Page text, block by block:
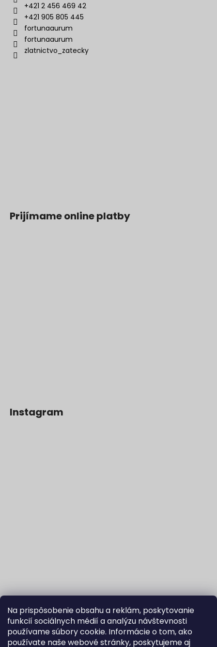
Na prispôsobenie obsahu a reklám, poskytovanie
funkcií sociálnych médií a analýzu návštevnosti
používame súbory cookie. Informácie o tom, ako
používate naše webové stránky, poskytujeme aj
+421 2 456 469 42
+421 905 805 445
fortunaaurum
fortunaaurum
zlatnictvo_zatecky
Prijímame online platby
Instagram